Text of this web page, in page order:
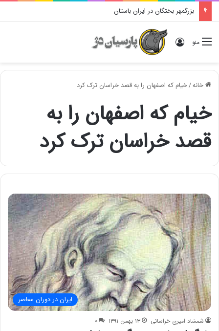
بزرگمهر بختگان در ایران باستان
منو ورود
خانه/خیام که اصفهان را به قصد خراسان ترک کرد
خیام که اصفهان را به
قصد خراسان ترک کرد
ایران در دوران معاصر
شمشاد امیری خراسانی ۱۳ بهمن ۱۳۹۱ ۰